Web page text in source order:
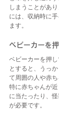
しまうことがあ
には、収納時に
ます。
ベビーカーを
ベビーカーを押
とすると、うっ
て周囲の人や赤ち
特に赤ちゃんが
に当たったり、
が必要です。